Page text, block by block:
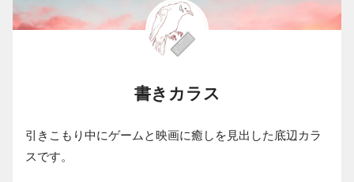
書きカラス
引きこもり中にゲームと映画に癒しを見出した底辺カラ
スです。